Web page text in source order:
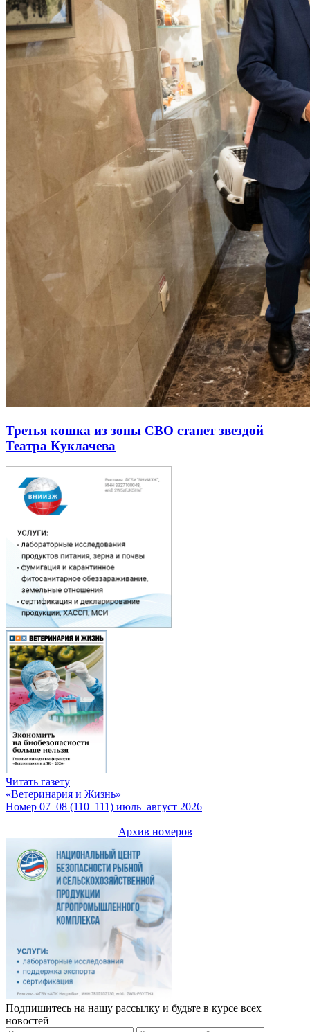
Третья кошка из зоны СВО станет звездой
Театра Куклачева
Читать газету
«Ветеринария и Жизнь»
Номер 07–08 (110–111) июль–август 2026
Архив номеров
Подпишитесь на нашу рассылку и будьте в курсе всех
новостей